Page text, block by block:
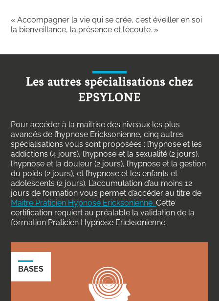
« Accompagner la vie qui se crée, c’est éveiller en soi
la bienveillance, la présence et l’écoute. »
Les autres spécialisations chez
EPSYLONE
Pour accéder à la maîtrise des niveaux les plus
avancés de l’hypnose Ericksonienne, cinq autres
spécialisations vous sont proposées : l’hypnose et les
addictions (4 jours), l’hypnose et la sexualité (2 jours),
l’hypnose et la douleur (2 jours), l’hypnose et la gestion
du poids (2 jours), et l’hypnose et les enfants et
adolescents (2 jours). L’accumulation d’au moins 12
jours de formation vous permet d’accéder au titre de
Maitre Praticien Hypnose Ericksonienne.Cette
certification requiert au préalable la validation de la
formation Praticien Hypnose Ericksonienne.
BASES